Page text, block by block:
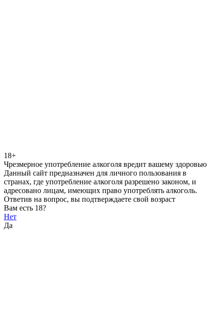
18+
Чрезмерное употребление алкоголя вредит вашему здоровью
Данный сайт предназначен для личного пользования в
странах, где употребление алкоголя разрешено законом, и
адресовано лицам, имеющих право употреблять алкоголь.
Ответив на вопрос, вы подтверждаете свой возраст
Вам есть 18?
Нет
Да